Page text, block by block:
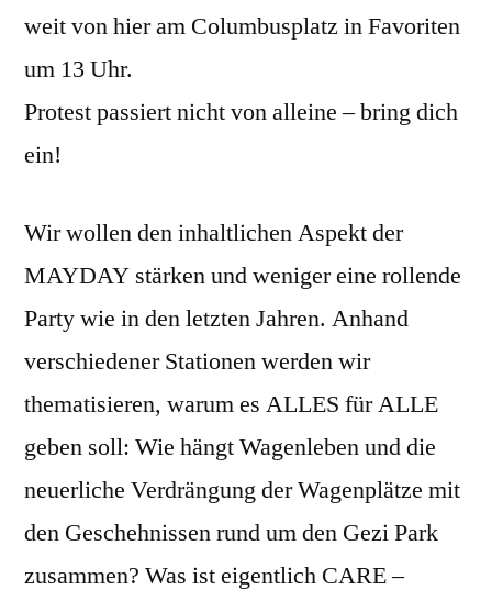
weit von hier am Columbusplatz in Favoriten
um 13 Uhr.
Protest passiert nicht von alleine – bring dich
ein!
Wir wollen den inhaltlichen Aspekt der
MAYDAY stärken und weniger eine rollende
Party wie in den letzten Jahren. Anhand
verschiedener Stationen werden wir
thematisieren, warum es ALLES für ALLE
geben soll: Wie hängt Wagenleben und die
neuerliche Verdrängung der Wagenplätze mit
den Geschehnissen rund um den Gezi Park
zusammen? Was ist eigentlich CARE –